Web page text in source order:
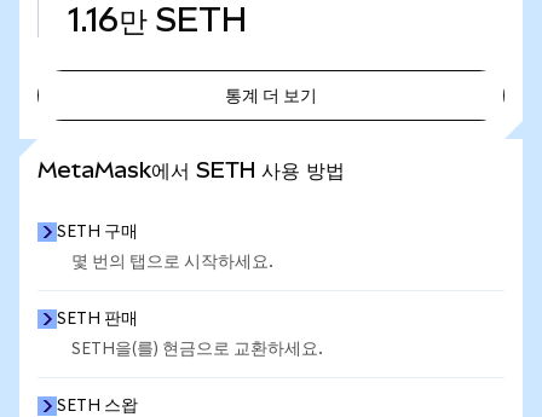
1.16만 SETH
통계 더 보기
MetaMask에서 SETH 사용 방법
SETH 구매
몇 번의 탭으로 시작하세요.
SETH 판매
SETH을(를) 현금으로 교환하세요.
SETH 스왑